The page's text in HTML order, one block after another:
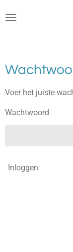
direct
Voer het juiste
Wachtwoord
Inloggen